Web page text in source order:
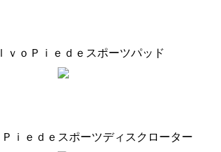
ｖｏＰｉｅｄｅスポーツパッド
Ｐｉｅｄｅスポーツディスクローター